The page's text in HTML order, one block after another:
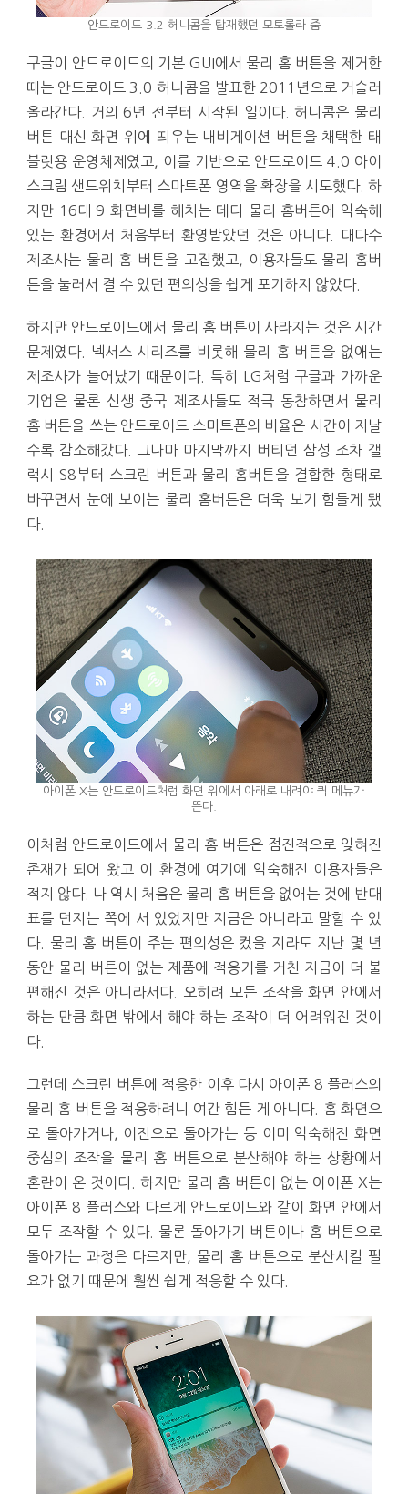
안드로이드 3.2 허니콤을 탑재했던 모토롤라 줌
구글이 안드로이드의 기본 GUI에서 물리 홈 버튼을 제거한
때는 안드로이드 3.0 허니콤을 발표한 2011년으로 거슬러
올라간다. 거의 6년 전부터 시작된 일이다. 허니콤은 물리
버튼 대신 화면 위에 띄우는 내비게이션 버튼을 채택한 태
블릿용 운영체제였고, 이를 기반으로 안드로이드 4.0 아이
스크림 샌드위치부터 스마트폰 영역을 확장을 시도했다. 하
지만 16대 9 화면비를 해치는 데다 물리 홈버튼에 익숙해
있는 환경에서 처음부터 환영받았던 것은 아니다. 대다수
제조사는 물리 홈 버튼을 고집했고, 이용자들도 물리 홈버
튼을 눌러서 켤 수 있던 편의성을 쉽게 포기하지 않았다.
하지만 안드로이드에서 물리 홈 버튼이 사라지는 것은 시간
문제였다. 넥서스 시리즈를 비롯해 물리 홈 버튼을 없애는
제조사가 늘어났기 때문이다. 특히 LG처럼 구글과 가까운
기업은 물론 신생 중국 제조사들도 적극 동참하면서 물리
홈 버튼을 쓰는 안드로이드 스마트폰의 비율은 시간이 지날
수록 감소해갔다. 그나마 마지막까지 버티던 삼성 조차 갤
럭시 S8부터 스크린 버튼과 물리 홈버튼을 결합한 형태로
바꾸면서 눈에 보이는 물리 홈버튼은 더욱 보기 힘들게 됐
다.
아이폰 X는 안드로이드처럼 화면 위에서 아래로 내려야 퀵 메뉴가
뜬다.
이처럼 안드로이드에서 물리 홈 버튼은 점진적으로 잊혀진
존재가 되어 왔고 이 환경에 여기에 익숙해진 이용자들은
적지 않다. 나 역시 처음은 물리 홈 버튼을 없애는 것에 반대
표를 던지는 쪽에 서 있었지만 지금은 아니라고 말할 수 있
다. 물리 홈 버튼이 주는 편의성은 컸을 지라도 지난 몇 년
동안 물리 버튼이 없는 제품에 적응기를 거친 지금이 더 불
편해진 것은 아니라서다. 오히려 모든 조작을 화면 안에서
하는 만큼 화면 밖에서 해야 하는 조작이 더 어려워진 것이
다.
그런데 스크린 버튼에 적응한 이후 다시 아이폰 8 플러스의
물리 홈 버튼을 적응하려니 여간 힘든 게 아니다. 홈 화면으
로 돌아가거나, 이전으로 돌아가는 등 이미 익숙해진 화면
중심의 조작을 물리 홈 버튼으로 분산해야 하는 상황에서
혼란이 온 것이다. 하지만 물리 홈 버튼이 없는 아이폰 X는
아이폰 8 플러스와 다르게 안드로이드와 같이 화면 안에서
모두 조작할 수 있다. 물론 돌아가기 버튼이나 홈 버튼으로
돌아가는 과정은 다르지만, 물리 홈 버튼으로 분산시킬 필
요가 없기 때문에 훨씬 쉽게 적응할 수 있다.